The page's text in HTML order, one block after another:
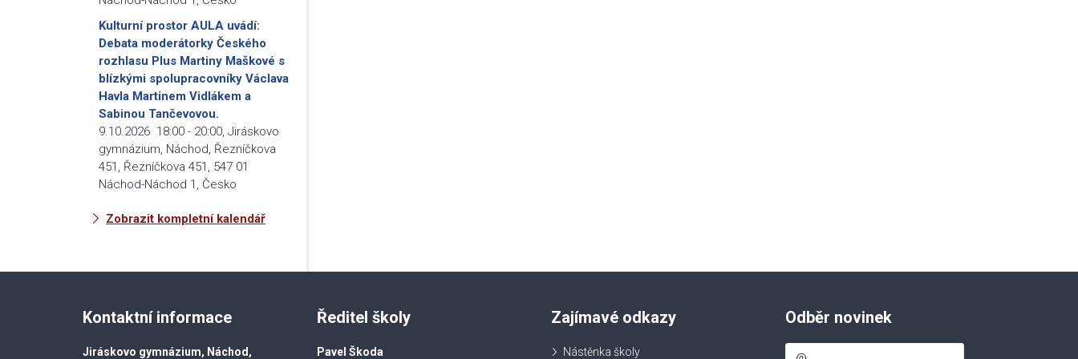
Kulturní prostor AULA uvádí:
Debata moderátorky Českého
rozhlasu Plus Martiny Maškové s
blízkými spolupracovníky Václava
Havla Martinem Vidlákem a
Sabinou Tančevovou.
9.10.2026 18:00 - 20:00 Jiráskovo
gymnázium, Náchod, Řezníčkova
451, Řezníčkova 451, 547 01
Náchod-Náchod 1, Česko
Zobrazit kompletní kalendář
Kontaktní informace
Jiráskovo gymnázium, Náchod,
Ředitel školy
Pavel Škoda
Zajímavé odkazy
Nástěnka školy
Odběr novinek